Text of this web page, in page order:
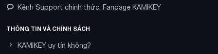
Kênh Support chính thức: Fanpage KAMIKEY
THÔNG TIN VÀ CHÍNH SÁCH
KAMIKEY uy tín không?